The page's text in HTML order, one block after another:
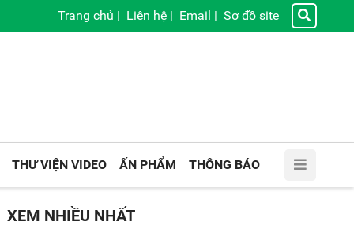
Trang chủ | Liên hệ | Email | Sơ đồ site
THƯ VIỆN VIDEO ẤN PHẨM THÔNG BÁO
XEM NHIỀU NHẤT